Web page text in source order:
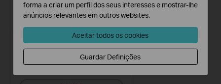
forma a criar um perfil dos seus interesses e mostrar-lhe
anúncios relevantes em outros websites.
Aceitar todos os cookies
Guardar Definições